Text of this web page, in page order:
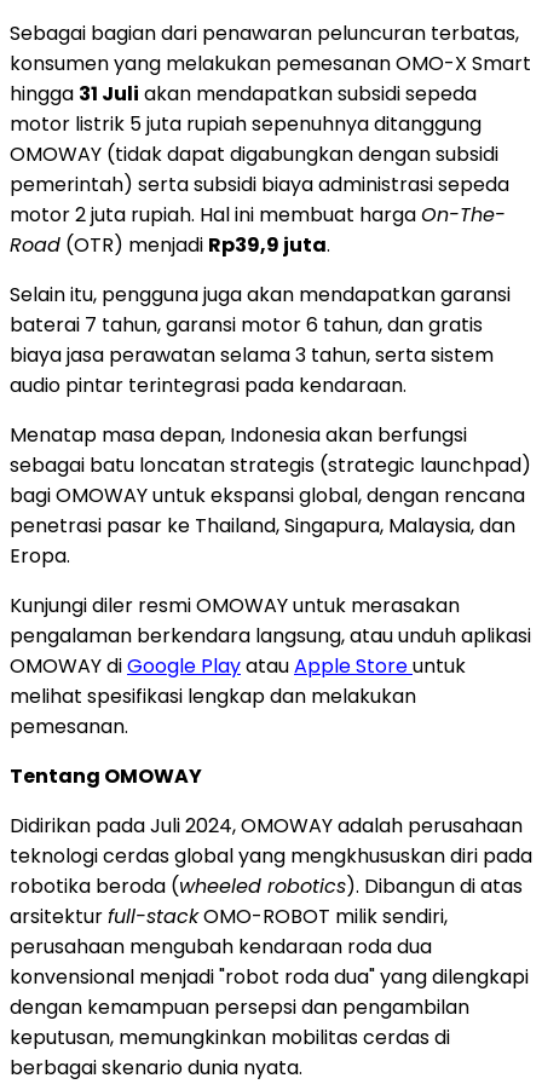
Sebagai bagian dari penawaran peluncuran terbatas,
konsumen yang melakukan pemesanan OMO-X Smart
hingga 31 Juli akan mendapatkan subsidi sepeda
motor listrik 5 juta rupiah sepenuhnya ditanggung
OMOWAY (tidak dapat digabungkan dengan subsidi
pemerintah) serta subsidi biaya administrasi sepeda
motor 2 juta rupiah. Hal ini membuat hargaOn-The-
Road (OTR) menjadi Rp39,9 juta.
Selain itu, pengguna juga akan mendapatkan garansi
baterai 7 tahun, garansi motor 6 tahun, dan gratis
biaya jasa perawatan selama 3 tahun, serta sistem
audio pintar terintegrasi pada kendaraan.
Menatap masa depan, Indonesia akan berfungsi
sebagai batu loncatan strategis (strategic launchpad)
bagi OMOWAY untuk ekspansi global, dengan rencana
penetrasi pasar ke Thailand, Singapura, Malaysia, dan
Eropa.
Kunjungi diler resmi OMOWAY untuk merasakan
pengalaman berkendara langsung, atau unduh aplikasi
OMOWAY diGoogle PlayatauApple Storeuntuk
melihat spesifikasi lengkap dan melakukan
pemesanan.
Tentang OMOWAY
Didirikan pada Juli 2024, OMOWAY adalah perusahaan
teknologi cerdas global yang mengkhususkan diri pada
robotika beroda (wheeled robotics). Dibangun di atas
arsitekturfull-stackOMO-ROBOT milik sendiri,
perusahaan mengubah kendaraan roda dua
konvensional menjadi "robot roda dua" yang dilengkapi
dengan kemampuan persepsi dan pengambilan
keputusan, memungkinkan mobilitas cerdas di
berbagai skenario dunia nyata.